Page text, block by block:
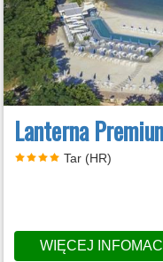
Lanterna
Tar (HR)
WIĘCEJ